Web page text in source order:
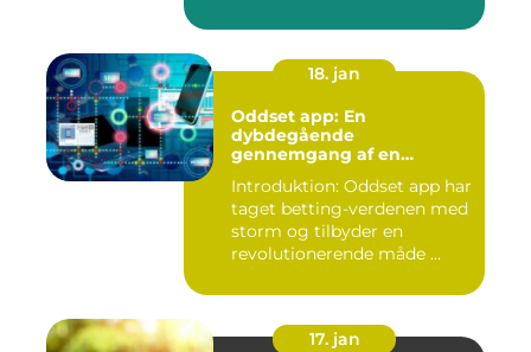
18. jan
Oddset app: En
dybdegående
gennemgang af en
Introduktion: Oddset app har
taget betting-verdenen med
storm og tilbyder en
revolutionerende måde ...
17. jan